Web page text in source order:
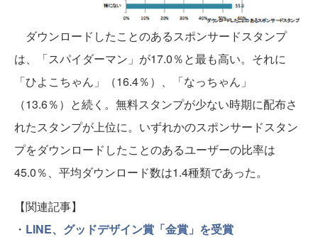
ダウンロードしたことのあるスポンサードスタンプ
は、「スパイダーマン」が17.0％と最も高い。それに
「ひよこちゃん」（16.4％）、「なっちゃん」
（13.6％）と続く。無料スタンプが少ない時期に配布さ
れたスタンプが上位に。いずれかのスポンサードスタン
プをダウンロードしたことのあるユーザーの比率は
45.0％、平均ダウンロード数は1.4種類であった。
【関連記事】
・ LINE、グッドデザイン賞「金賞」を受賞